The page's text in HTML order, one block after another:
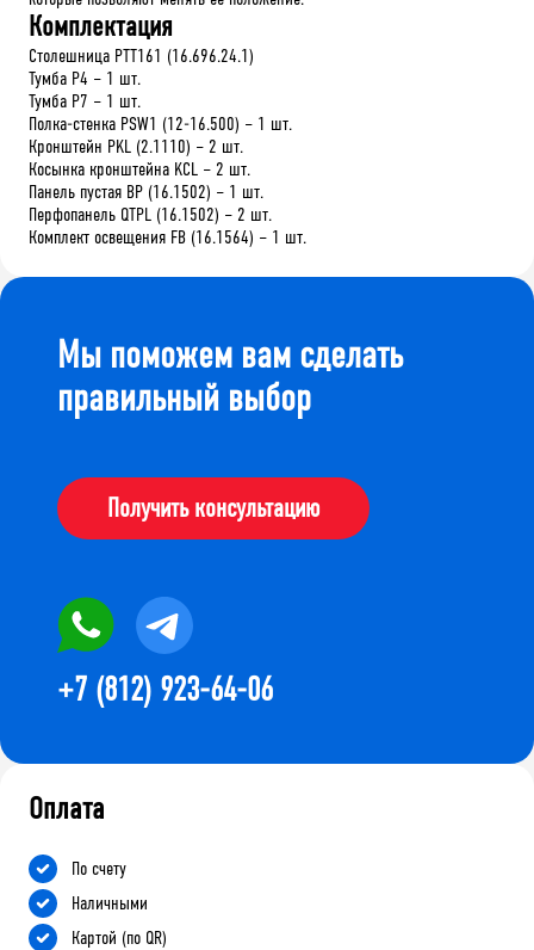
Комплектация
Столешница PTT161 (16.696.24.1)
Тумба P4 – 1 шт.
Тумба P7 – 1 шт.
Полка-стенка PSW1 (12-16.500) – 1 шт.
Кронштейн PKL (2.1110) – 2 шт.
Косынка кронштейна KCL – 2 шт.
Панель пустая BP (16.1502) – 1 шт.
Перфопанель QTPL (16.1502) – 2 шт.
Комплект освещения FB (16.1564) – 1 шт.
Мы поможем вам сделать
правильный выбор
Получить консультацию
+7 (812) 923-64-06
Оплата
По счету
Наличными
Картой (по QR)